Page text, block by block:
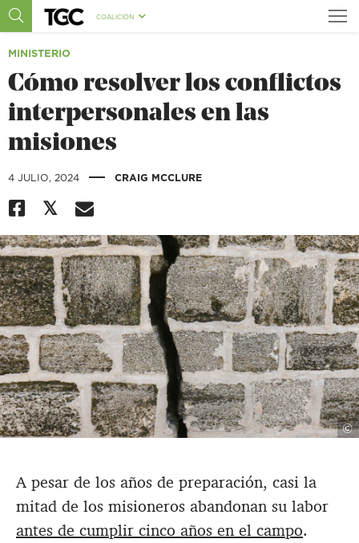
COALICIÓN
MINISTERIO
Cómo resolver los conflictos
interpersonales en las
misiones
4 JULIO, 2024 | CRAIG MCCLURE
©
A pesar de los años de preparación, casi la
mitad de los misioneros abandonan su labor
antes de cumplir cinco años en el campo.